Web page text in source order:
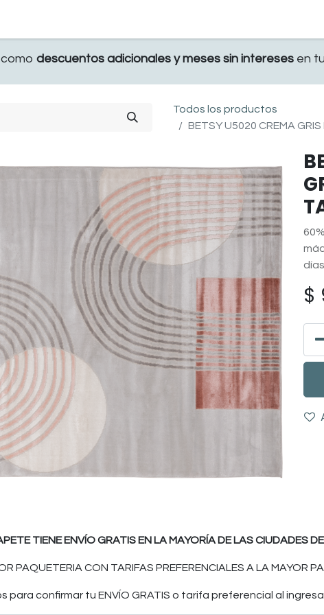
descuentos adicionales y meses sin interesesen
Todos los productos
BETSY U5020 CREMA
$
TIENE ENVÍO GRATIS EN LA MAYORÍA DE LAS CIUDADES
PAQUETERIA CON TARIFAS PREFERENCIALES A LA MAYOR
para confirmar tu ENVÍO GRATIS o tarifa preferencial al